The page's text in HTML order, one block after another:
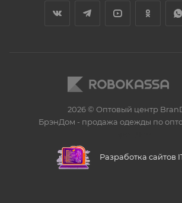
2026 © Оптовый центр
БрэнДом - продажа одежды по
Разработка сайтов